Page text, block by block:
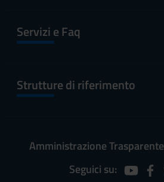
Servizi e Faq
Strutture di riferimento
Amministrazione Trasparente
Seguici su: